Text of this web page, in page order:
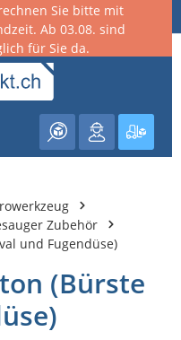
Sie bitte mit
Ab 03.08. sind
für Sie da.
Zubehör
und Fugendüse)
(Bürste